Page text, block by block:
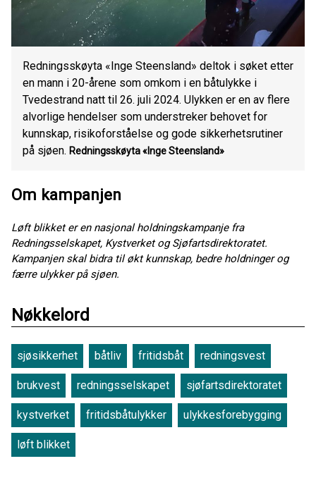
Redningsskøyta «Inge Steensland» deltok i søket etter
en mann i 20-årene som omkom i en båtulykke i
Tvedestrand natt til 26. juli 2024. Ulykken er en av flere
alvorlige hendelser som understreker behovet for
kunnskap, risikoforståelse og gode sikkerhetsrutiner
på sjøen. Redningsskøyta «Inge Steensland»
Om kampanjen
Løft blikket er en nasjonal holdningskampanje fra
Redningsselskapet, Kystverket og Sjøfartsdirektoratet.
Kampanjen skal bidra til økt kunnskap, bedre holdninger og
færre ulykker på sjøen.
Nøkkelord
sjøsikkerhet båtliv fritidsbåt redningsvest
brukvest redningsselskapet sjøfartsdirektoratet
kystverket fritidsbåtulykker ulykkesforebygging
løft blikket